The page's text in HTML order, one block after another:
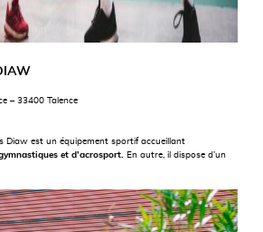
– 33400 Talence
Diaw est un équipement sportif accueillant
et d’acrosport.
En autre, il dispose d’un